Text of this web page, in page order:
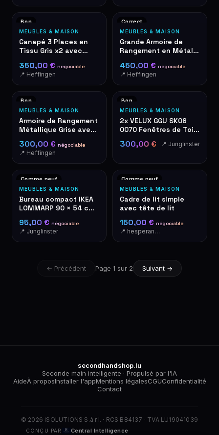
Bon
MEUBLES & MAISON
Canapé 3 Places en
Tissu Gris x2 avec
Scandinave
350,00 € négociable
📍 Heffingen
Correct
MEUBLES & MAISON
Grande Armoire de
Rangement en Métal à
450,00 € négociable
📍 Heffingen
Bon
MEUBLES & MAISON
Armoire de Rangement
Métallique Grise avec
300,00 € négociable
📍 Heffingen
Bon
MEUBLES & MAISON
2x VELUX GGU SK06
0070 Fenêtres de Toit
Rapide
300,00 € 📍 Junglinster
Comme neuf
MEUBLES & MAISON
Bureau compact IKEA
LOMMARP 90 × 54 cm
excellent état
95,00 € négociable
📍 Junglinster
Comme neuf
MEUBLES & MAISON
Cadre de lit simple
avec tête de lit
150,00 € négociable
📍 hesperange
← Précédent Page 1 sur 2 Suivant →
secondhandshop.lu
Seconde main intelligente · Propulsé par l'IA
AideÀ proposInstaller l'appMentions légalesCGUConfidentialité
Contact
© 2026 iSOLUTIONS S.à r.l. · RCS B84137 · TVA LU19041039
CONÇU PAR Central Intelligence